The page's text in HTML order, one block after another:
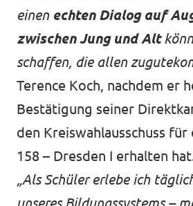
einen echten Dialog auf
zwischen Jung und Alt
schaffen, die allen
Terence Koch, nachdem er
Bestätigung seiner
den Kreiswahlausschuss für
158 – Dresden I erhalten
„Als Schüler erlebe ich